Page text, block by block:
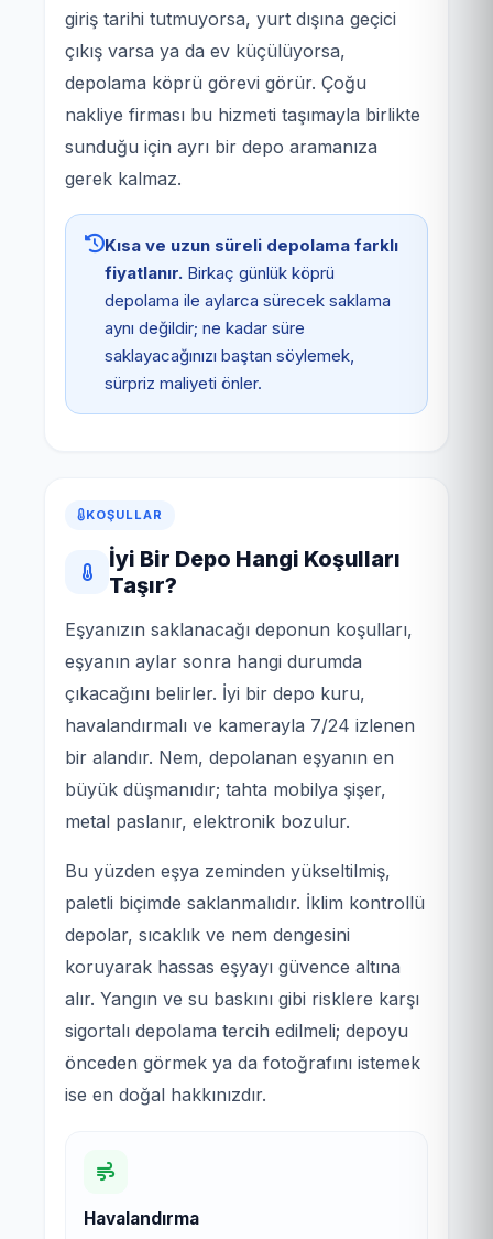
giriş tarihi tutmuyorsa, yurt dışına geçici
çıkış varsa ya da ev küçülüyorsa,
depolama köprü görevi görür. Çoğu
nakliye firması bu hizmeti taşımayla birlikte
sunduğu için ayrı bir depo aramanıza
gerek kalmaz.
Kısa ve uzun süreli depolama farklı
fiyatlanır. Birkaç günlük köprü
depolama ile aylarca sürecek saklama
aynı değildir; ne kadar süre
saklayacağınızı baştan söylemek,
sürpriz maliyeti önler.
KOŞULLAR
İyi Bir Depo Hangi Koşulları
Taşır?
Eşyanızın saklanacağı deponun koşulları,
eşyanın aylar sonra hangi durumda
çıkacağını belirler. İyi bir depo kuru,
havalandırmalı ve kamerayla 7/24 izlenen
bir alandır. Nem, depolanan eşyanın en
büyük düşmanıdır; tahta mobilya şişer,
metal paslanır, elektronik bozulur.
Bu yüzden eşya zeminden yükseltilmiş,
paletli biçimde saklanmalıdır. İklim kontrollü
depolar, sıcaklık ve nem dengesini
koruyarak hassas eşyayı güvence altına
alır. Yangın ve su baskını gibi risklere karşı
sigortalı depolama tercih edilmeli; depoyu
önceden görmek ya da fotoğrafını istemek
ise en doğal hakkınızdır.
Havalandırma